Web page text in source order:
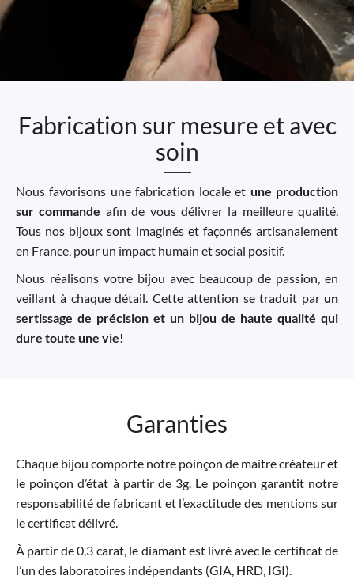
Fabrication sur mesure et avec
soin
Nous favorisons une fabrication locale et une production
sur commande afin de vous délivrer la meilleure qualité.
Tous nos bijoux sont imaginés et façonnés artisanalement
en France, pour un impact humain et social positif.
Nous réalisons votre bijou avec beaucoup de passion, en
veillant à chaque détail. Cette attention se traduit par un
sertissage de précision et un bijou de haute qualité qui
dure toute une vie!
Garanties
Chaque bijou comporte notre poinçon de maitre créateur et
le poinçon d’état à partir de 3g. Le poinçon garantit notre
responsabilité de fabricant et l’exactitude des mentions sur
le certificat délivré.
À partir de 0,3 carat, le diamant est livré avec le certificat de
l’un des laboratoires indépendants (GIA, HRD, IGI).